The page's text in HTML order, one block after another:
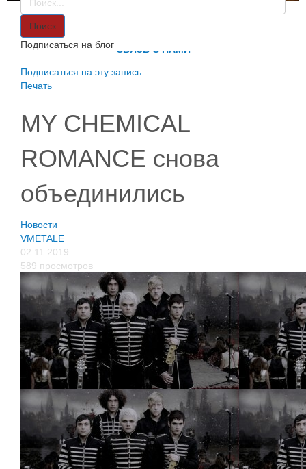
СВЯЗЬ С НАМИ
Поиск
Подписаться на блог
Подписаться на эту запись
Печать
MY CHEMICAL
ROMANCE снова
объединились
Новости
VMETALE
02.11.2019
589 просмотров